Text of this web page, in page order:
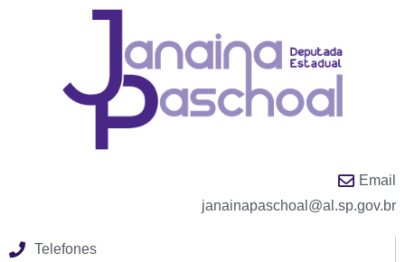
Email
janainapaschoal@al.sp.gov.br
Telefones